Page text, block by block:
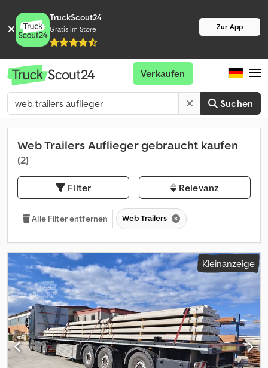
TruckScout24
Gratis im Store Zur App
Suchen
Verkaufen
Web Trailers Auflieger gebraucht kaufen
(2)
Filter Relevanz
Alle Filter entfernen Web Trailers
Kleinanzeige